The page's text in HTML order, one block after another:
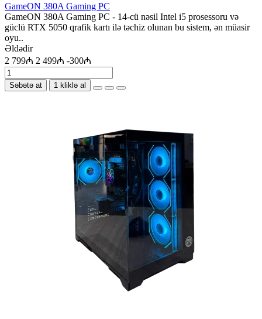
GameON 380A Gaming PC
GameON 380A Gaming PC - ​14-cü nəsil Intel i5 prosessoru və
güclü RTX 5050 qrafik kartı ilə təchiz olunan bu sistem, ən müasir
oyu..
Əldədir
2 799₼ 2 499₼ -300₼
Səbətə at 1 kliklə al